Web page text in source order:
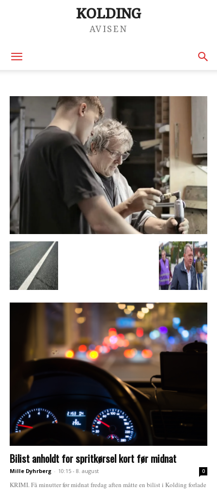
KOLDING
AVISEN
Bilist anholdt for spritkørsel kort før midnat
Mille Dyhrberg - 10:15 - 8. august 0
KRIMI. Få minutter før midnat fredag aften måtte en bilist i Kolding forlade